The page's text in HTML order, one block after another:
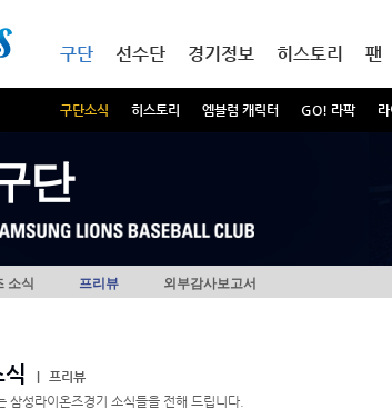
구단
구단소식 히스토리 엠블럼 캐릭터 GO! 라팍
선수단 경기정보 히스토리 팬
단
소식 프리뷰 외부감사보고서
프리뷰
삼성라이온즈경기 소식들을 전해 드립니다.